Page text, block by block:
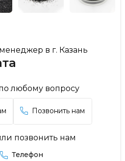
в г. Казань
любому вопросу
Позвонить нам
позвонить нам
Телефон